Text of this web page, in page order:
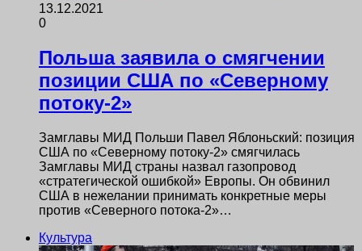
13.12.2021
0
Польша заявила о смягчении
позиции США по «Северному
потоку-2»
Замглавы МИД Польши Павел Яблоньский: позиция
США по «Северному потоку-2» смягчилась
Замглавы МИД страны назвал газопровод
«стратегической ошибкой» Европы. Он обвинил
США в нежелании принимать конкретные меры
против «Северного потока-2»…
Культура